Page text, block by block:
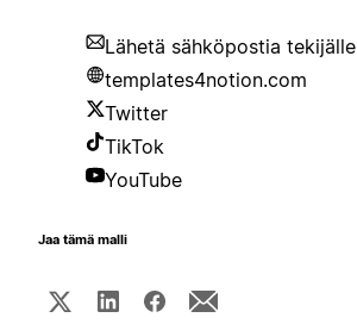
Lähetä sähköpostia tekijälle
templates4notion.com
Twitter
TikTok
YouTube
Jaa tämä malli